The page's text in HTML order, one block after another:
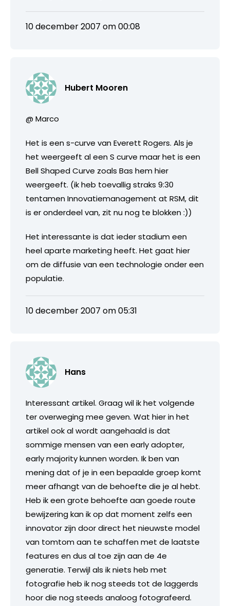
10 december 2007 om 00:08
Hubert Mooren
@ Marco
Het is een s-curve van Everett Rogers. Als je
het weergeeft al een S curve maar het is een
Bell Shaped Curve zoals Bas hem hier
weergeeft. (ik heb toevallig straks 9:30
tentamen Innovatiemanagement at RSM, dit
is er onderdeel van, zit nu nog te blokken :))
Het interessante is dat ieder stadium een
heel aparte marketing heeft. Het gaat hier
om de diffusie van een technologie onder een
populatie.
10 december 2007 om 05:31
Hans
Interessant artikel. Graag wil ik het volgende
ter overweging mee geven. Wat hier in het
artikel ook al wordt aangehaald is dat
sommige mensen van een early adopter,
early majority kunnen worden. Ik ben van
mening dat of je in een bepaalde groep komt
meer afhangt van de behoefte die je al hebt.
Heb ik een grote behoefte aan goede route
bewijzering kan ik op dat moment zelfs een
innovator zijn door direct het nieuwste model
van tomtom aan te schaffen met de laatste
features en dus al toe zijn aan de 4e
generatie. Terwijl als ik niets heb met
fotografie heb ik nog steeds tot de laggerds
hoor die nog steeds analoog fotografeerd.